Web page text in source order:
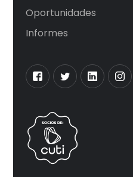
Oportunidades
Informes